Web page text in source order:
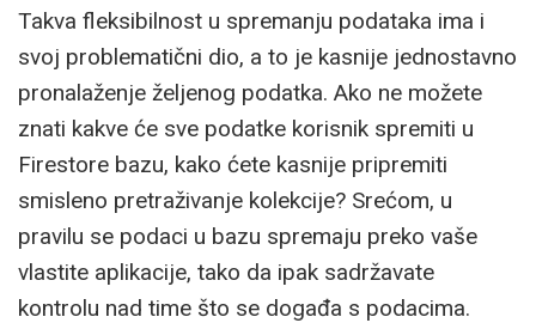
Takva fleksibilnost u spremanju podataka ima i
svoj problematični dio, a to je kasnije jednostavno
pronalaženje željenog podatka. Ako ne možete
znati kakve će sve podatke korisnik spremiti u
Firestore bazu, kako ćete kasnije pripremiti
smisleno pretraživanje kolekcije? Srećom, u
pravilu se podaci u bazu spremaju preko vaše
vlastite aplikacije, tako da ipak sadržavate
kontrolu nad time što se događa s podacima.